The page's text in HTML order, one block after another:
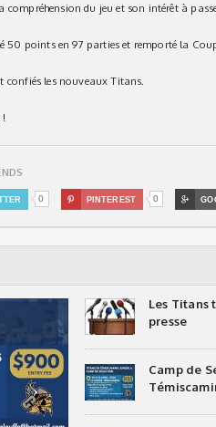
du jeu et son intérêt à
50 points en 97 parties et remporté la
confiés les nouveaux Titans.
!
0  PINTEREST 0 
Les Titans
presse
Camp de